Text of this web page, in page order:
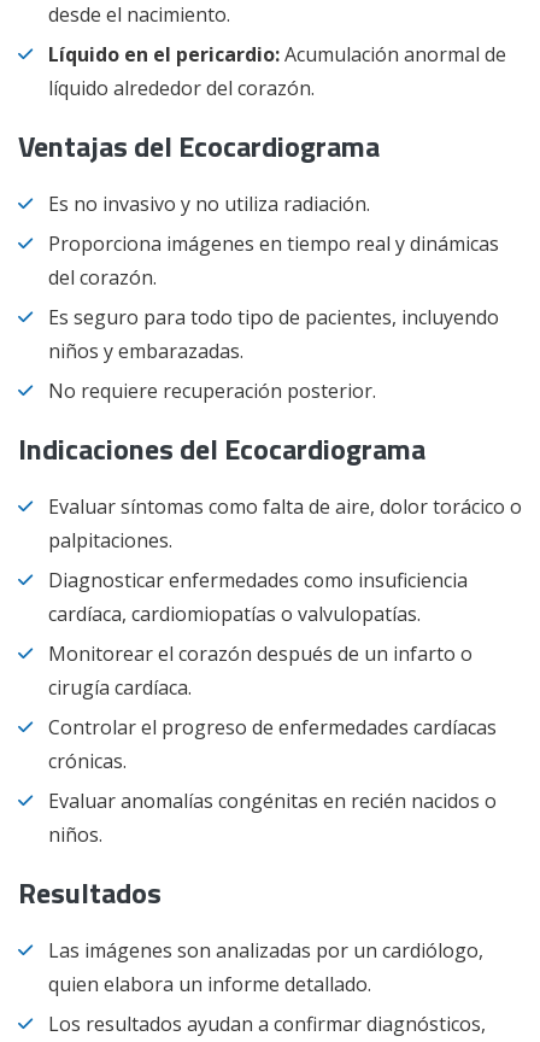
desde el nacimiento.
Líquido en el pericardio:Acumulación anormal de
líquido alrededor del corazón.
Ventajas del Ecocardiograma
Es no invasivo y no utiliza radiación.
Proporciona imágenes en tiempo real y dinámicas
del corazón.
Es seguro para todo tipo de pacientes, incluyendo
niños y embarazadas.
No requiere recuperación posterior.
Indicaciones del Ecocardiograma
Evaluar síntomas como falta de aire, dolor torácico o
palpitaciones.
Diagnosticar enfermedades como insuficiencia
cardíaca, cardiomiopatías o valvulopatías.
Monitorear el corazón después de un infarto o
cirugía cardíaca.
Controlar el progreso de enfermedades cardíacas
crónicas.
Evaluar anomalías congénitas en recién nacidos o
niños.
Resultados
Las imágenes son analizadas por un cardiólogo,
quien elabora un informe detallado.
Los resultados ayudan a confirmar diagnósticos,